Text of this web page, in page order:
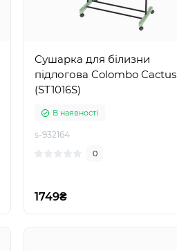
Сушарка для білизни
підлогова Colombo Cactus
(ST1016S)
В наявності
s-932164
0
1749₴